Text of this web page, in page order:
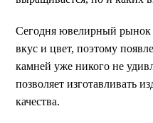
Сегодня ювелирный рынок
вкус и цвет, поэтому
камней уже никого не
позволяет изготавливать
качества.